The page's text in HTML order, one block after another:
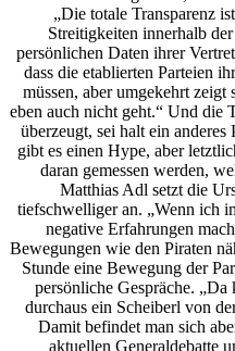
„Die totale Transparenz
Streitigkeiten innerhalb
persönlichen Daten ihrer
dass die etablierten Parteien
müssen, aber umgekehrt zeigt
eben auch nicht geht.“ Und die
überzeugt, sei halt ein anderes
gibt es einen Hype, aber
daran gemessen werden,
Matthias Adl setzt die
tiefschwelliger an. „Wenn ich
negative Erfahrungen
Bewegungen wie den Piraten
Stunde eine Bewegung der
persönliche Gespräche.
durchaus ein Scheiberl von
Damit befindet man sich
aktuellen Generaldebatte